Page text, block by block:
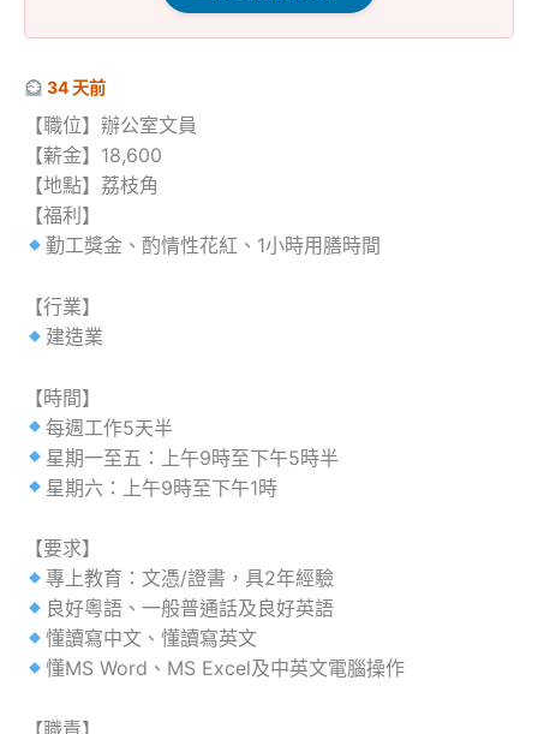
34 天前
【職位】辦公室文員
【薪金】18,600
【地點】荔枝角
【福利】
勤工獎金、酌情性花紅、1小時用膳時間
【行業】
建造業
【時間】
每週工作5天半
星期一至五：上午9時至下午5時半
星期六：上午9時至下午1時
【要求】
專上教育：文憑/證書，具2年經驗
良好粵語、一般普通話及良好英語
懂讀寫中文、懂讀寫英文
懂MS Word、MS Excel及中英文電腦操作
【職責】